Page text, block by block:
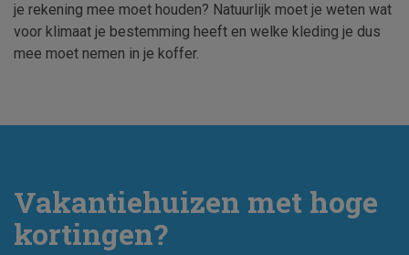
je rekening mee moet houden? Natuurlijk moet je weten wat
voor klimaat je bestemming heeft en welke kleding je dus
mee moet nemen in je koffer.
Vakantiehuizen met hoge
kortingen?